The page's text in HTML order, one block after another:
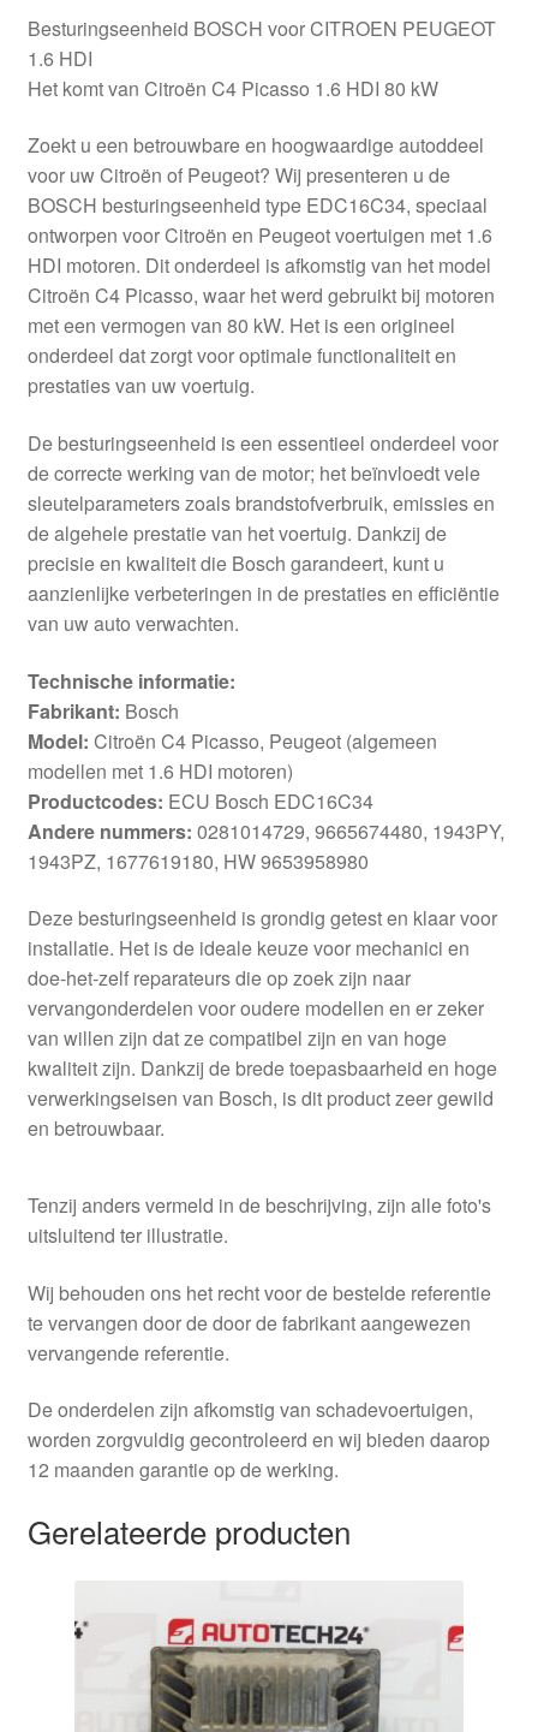
Besturingseenheid BOSCH voor CITROEN PEUGEOT
1.6 HDI
Het komt van Citroën C4 Picasso 1.6 HDI 80 kW
Zoekt u een betrouwbare en hoogwaardige autoddeel
voor uw Citroën of Peugeot? Wij presenteren u de
BOSCH besturingseenheid type EDC16C34, speciaal
ontworpen voor Citroën en Peugeot voertuigen met 1.6
HDI motoren. Dit onderdeel is afkomstig van het model
Citroën C4 Picasso, waar het werd gebruikt bij motoren
met een vermogen van 80 kW. Het is een origineel
onderdeel dat zorgt voor optimale functionaliteit en
prestaties van uw voertuig.
De besturingseenheid is een essentieel onderdeel voor
de correcte werking van de motor; het beïnvloedt vele
sleutelparameters zoals brandstofverbruik, emissies en
de algehele prestatie van het voertuig. Dankzij de
precisie en kwaliteit die Bosch garandeert, kunt u
aanzienlijke verbeteringen in de prestaties en efficiëntie
van uw auto verwachten.
Technische informatie:
Fabrikant: Bosch
Model: Citroën C4 Picasso, Peugeot (algemeen
modellen met 1.6 HDI motoren)
Productcodes: ECU Bosch EDC16C34
Andere nummers: 0281014729, 9665674480, 1943PY,
1943PZ, 1677619180, HW 9653958980
Deze besturingseenheid is grondig getest en klaar voor
installatie. Het is de ideale keuze voor mechanici en
doe-het-zelf reparateurs die op zoek zijn naar
vervangonderdelen voor oudere modellen en er zeker
van willen zijn dat ze compatibel zijn en van hoge
kwaliteit zijn. Dankzij de brede toepasbaarheid en hoge
verwerkingseisen van Bosch, is dit product zeer gewild
en betrouwbaar.
Tenzij anders vermeld in de beschrijving, zijn alle foto's
uitsluitend ter illustratie.
Wij behouden ons het recht voor de bestelde referentie
te vervangen door de door de fabrikant aangewezen
vervangende referentie.
De onderdelen zijn afkomstig van schadevoertuigen,
worden zorgvuldig gecontroleerd en wij bieden daarop
12 maanden garantie op de werking.
Gerelateerde producten